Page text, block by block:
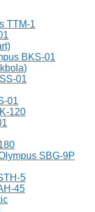
TTM-1
BKS-01
01
01
120
SBG-9P
5
45